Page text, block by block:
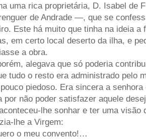
uma rica proprietária, D. Isabel de
de Andrade —, que se
Este há muito que tinha na ideia a
em certo local deserto da ilha, e
a obra.
alegava que só poderia
tudo o resto era administrado pelo
piedoso. Era sincera a
por não poder satisfazer aquele
lhe sonhar e ter uma visão
lhe a Virgem:
o meu convento!…